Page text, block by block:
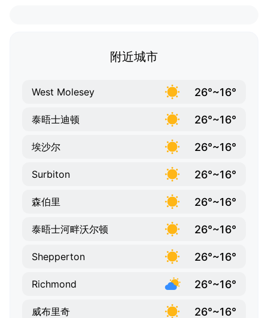
附近城市
West Molesey 26°~16°
泰晤士迪顿 26°~16°
埃沙尔 26°~16°
Surbiton 26°~16°
森伯里 26°~16°
泰晤士河畔沃尔顿 26°~16°
Shepperton 26°~16°
Richmond 26°~16°
威布里奇 26°~16°